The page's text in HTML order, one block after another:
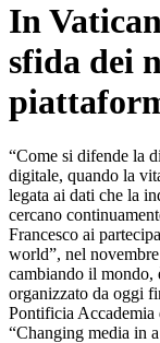
In
sfida dei
“Come si difende la
digitale, quando la
legata ai dati che la
cercano
Francesco ai
world”, nel
cambiando il mondo,
organizzato da oggi
Pontificia Accademia
“Changing media in